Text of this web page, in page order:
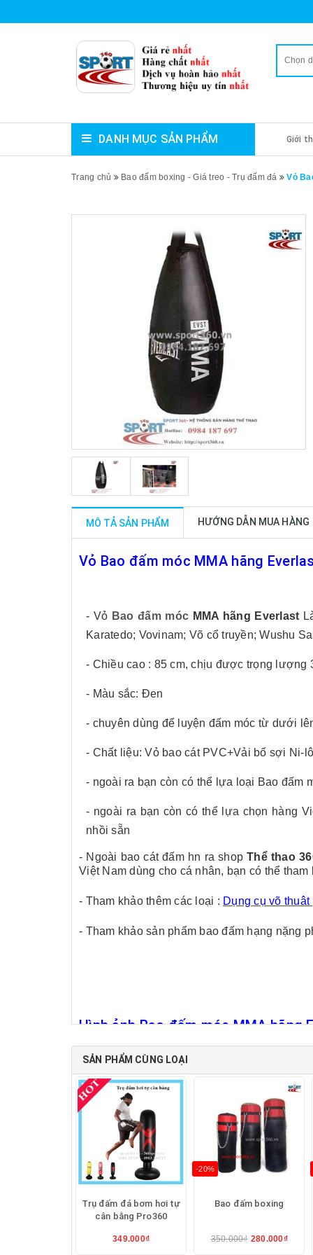
Chọn
DANH MỤC SẢN PHẨM Giới
Trang chủ Bao đấm boxing - Giá treo - Trụ đấm đá Vỏ
MÔ TẢ SẢN PHẨM HƯỚNG DẪN MUA HÀNG
Vỏ Bao đấm móc MMA hãng
- Vỏ Bao đấm móc MMA hãng Everlast
Karatedo; Vovinam; Võ cổ truyền; Wushu
- Chiều cao : 85 cm, chịu được trọng lượng
- Màu sắc: Đen
- chuyên dùng để luyện đấm móc từ dưới
- Chất liệu: Vỏ bao cát PVC+Vải bố sợi Ni-
- ngoài ra bạn còn có thể lựa loại Bao đấm
- ngoài ra bạn còn có thể lựa chọn hàng
nhồi sẵn
- Ngoài bao cát đấm hn ra shopThể thao
Việt Nam dùng cho cá nhân, bạn có thể tham
- Tham khảo thêm các loại : Dụng cụ võ thuât
- Tham khảo sản phẩm bao đấm hạng nặng
Hình ảnh Bao đấm móc MMA hãng
Bao đấm móc MMA hãng
Hình ảnh thực tế Bao đấm móc MMA hãng
SẢN PHẨM CÙNG LOẠI
Trụ đấm đá bơm hơi tự
cân bằng Pro360
349.000₫
-20%
Bao đấm boxing
350.000₫ 280.000₫